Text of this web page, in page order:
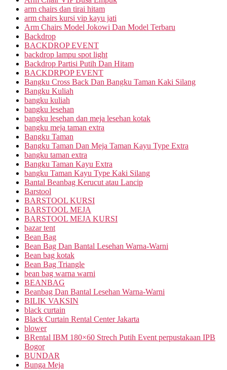
arm chairs dan tirai hitam
arm chairs kursi vip kayu jati
Arm Chairs Model Jokowi Dan Model Terbaru
Backdrop
BACKDROP EVENT
backdrop lampu spot light
Backdrop Partisi Putih Dan Hitam
BACKDRPOP EVENT
Bangku Cross Back Dan Bangku Taman Kaki Silang
Bangku Kuliah
bangku kuliah
bangku lesehan
bangku lesehan dan meja lesehan kotak
bangku meja taman extra
Bangku Taman
Bangku Taman Dan Meja Taman Kayu Type Extra
bangku taman extra
Bangku Taman Kayu Extra
bangku Taman Kayu Type Kaki Silang
Bantal Beanbag Kerucut atau Lancip
Barstool
BARSTOOL KURSI
BARSTOOL MEJA
BARSTOOL MEJA KURSI
bazar tent
Bean Bag
Bean Bag Dan Bantal Lesehan Warna-Warni
Bean bag kotak
Bean Bag Triangle
bean bag warna warni
BEANBAG
Beanbag Dan Bantal Lesehan Warna-Warni
BILIK VAKSIN
black curtain
Black Curtain Rental Center Jakarta
blower
BRental IBM 180×60 Strech Putih Event perpustakaan IPB
Bogor
BUNDAR
Bunga Meja